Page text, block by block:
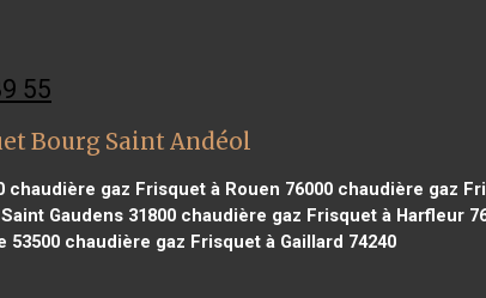
55
Bourg Saint Andéol
chaudière gaz Frisquet à Rouen 76000chaudière gaz
Gaudens 31800chaudière gaz Frisquet à Harfleur
53500chaudière gaz Frisquet à Gaillard 74240